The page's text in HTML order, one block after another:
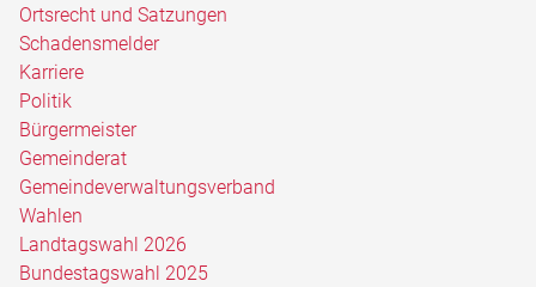
Ortsrecht und Satzungen
Schadensmelder
Karriere
Politik
Bürgermeister
Gemeinderat
Gemeindeverwaltungsverband
Wahlen
Landtagswahl 2026
Bundestagswahl 2025